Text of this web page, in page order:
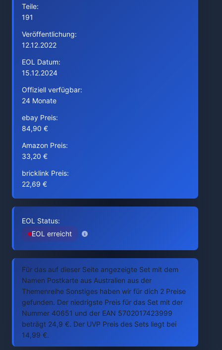
Teile:
191
Veröffentlichung:
12.12.2022
EOL Datum:
15.12.2024
Offiziell verfügbar:
24 Monate
ebay Preis:
84,90 €
Amazon Preis:
33,20 €
bricklink Preis:
22,69 €
EOL Status:
EOL erreicht
Für das auf dieser Seite angezeigte Set mit dem
Namen Postkarte aus Australien aus der
Themenreihe Sonstiges haben wir für dich 2 Preise
gefunden. Der niedrigste Preis für das Set mit der
Nummer 40651 und der EAN 5702017423999
beträgt 24,9 €. Der UVP Preis des Sets liegt bei
14,99 €.